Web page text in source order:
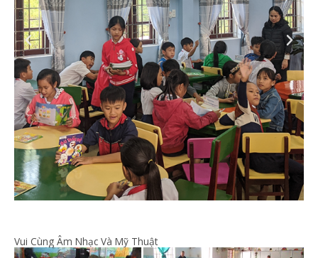
Vui Cùng Âm Nhạc Và Mỹ Thuật